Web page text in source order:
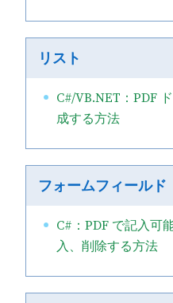
リスト
C#/VB.NET：PDF
成する方法
フォームフィールド
C#：PDF で記入可
入、削除する方法